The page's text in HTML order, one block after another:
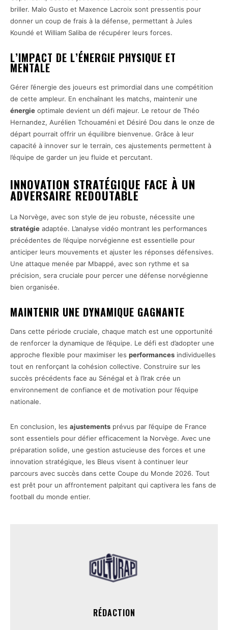
briller. Malo Gusto et Maxence Lacroix sont pressentis pour
donner un coup de frais à la défense, permettant à Jules
Koundé et William Saliba de récupérer leurs forces.
L’IMPACT DE L’ÉNERGIE PHYSIQUE ET
MENTALE
Gérer l’énergie des joueurs est primordial dans une compétition
de cette ampleur. En enchaînant les matchs, maintenir une
énergie optimale devient un défi majeur. Le retour de Théo
Hernandez, Aurélien Tchouaméni et Désiré Dou dans le onze de
départ pourrait offrir un équilibre bienvenue. Grâce à leur
capacité à innover sur le terrain, ces ajustements permettent à
l’équipe de garder un jeu fluide et percutant.
INNOVATION STRATÉGIQUE FACE À UN
ADVERSAIRE REDOUTABLE
La Norvège, avec son style de jeu robuste, nécessite une
stratégie adaptée. L’analyse vidéo montrant les performances
précédentes de l’équipe norvégienne est essentielle pour
anticiper leurs mouvements et ajuster les réponses défensives.
Une attaque menée par Mbappé, avec son rythme et sa
précision, sera cruciale pour percer une défense norvégienne
bien organisée.
MAINTENIR UNE DYNAMIQUE GAGNANTE
Dans cette période cruciale, chaque match est une opportunité
de renforcer la dynamique de l’équipe. Le défi est d’adopter une
approche flexible pour maximiser les performances individuelles
tout en renforçant la cohésion collective. Construire sur les
succès précédents face au Sénégal et à l’Irak crée un
environnement de confiance et de motivation pour l’équipe
nationale.
En conclusion, les ajustements prévus par l’équipe de France
sont essentiels pour défier efficacement la Norvège. Avec une
préparation solide, une gestion astucieuse des forces et une
innovation stratégique, les Bleus visent à continuer leur
parcours avec succès dans cette Coupe du Monde 2026. Tout
est prêt pour un affrontement palpitant qui captivera les fans de
football du monde entier.
RÉDACTION